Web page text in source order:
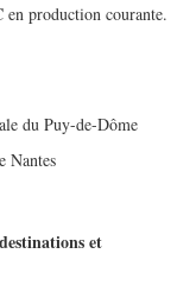
production courante.
du Puy-de-Dôme
Nantes
et